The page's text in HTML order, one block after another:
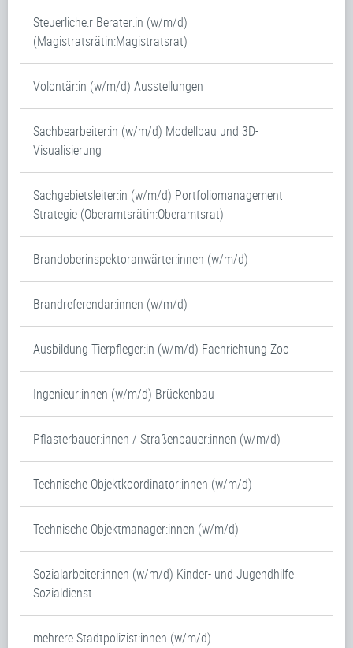
Steuerliche:r Berater:in (w/m/d)
(Magistratsrätin:Magistratsrat)
Volontär:in (w/m/d) Ausstellungen
Sachbearbeiter:in (w/m/d) Modellbau und 3D-
Visualisierung
Sachgebietsleiter:in (w/m/d) Portfoliomanagement
Strategie (Oberamtsrätin:Oberamtsrat)
Brandoberinspektoranwärter:innen (w/m/d)
Brandreferendar:innen (w/m/d)
Ausbildung Tierpfleger:in (w/m/d) Fachrichtung Zoo
Ingenieur:innen (w/m/d) Brückenbau
Pflasterbauer:innen / Straßenbauer:innen (w/m/d)
Technische Objektkoordinator:innen (w/m/d)
Technische Objektmanager:innen (w/m/d)
Sozialarbeiter:innen (w/m/d) Kinder- und Jugendhilfe
Sozialdienst
mehrere Stadtpolizist:innen (w/m/d)